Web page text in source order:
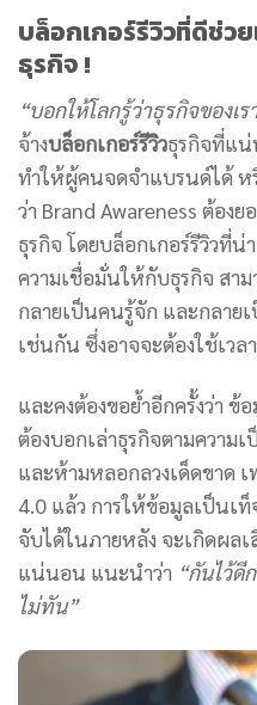
บล็อกเกอร์รีวิวที่ดีช่ว
ธุรกิจ !
“บอกให้โลกรู้ว่าธุรกิจของเ
จ้างบล็อกเกอร์รีวิวธุรกิจที่แน่
ทำให้ผู้คนจดจำแบรนด์ได้
ว่า Brand Awareness ต้องย
ธุรกิจ โดยบล็อกเกอร์รีวิวที่น่
ความเชื่อมั่นให้กับธุรกิจ สา
กลายเป็นคนรู้จัก และกลาย
เช่นกัน ซึ่งอาจจะต้องใช้เว
และคงต้องขอย้ำอีกครั้งว่า
ต้องบอกเล่าธุรกิจตามความ
และห้ามหลอกลวงเด็ดขาด
4.0 แล้ว การให้ข้อมูลเป็นเ
จับได้ในภายหลัง จะเกิดผล
แน่นอน แนะนำว่า “กันไว้ดี
ไม่ทัน”